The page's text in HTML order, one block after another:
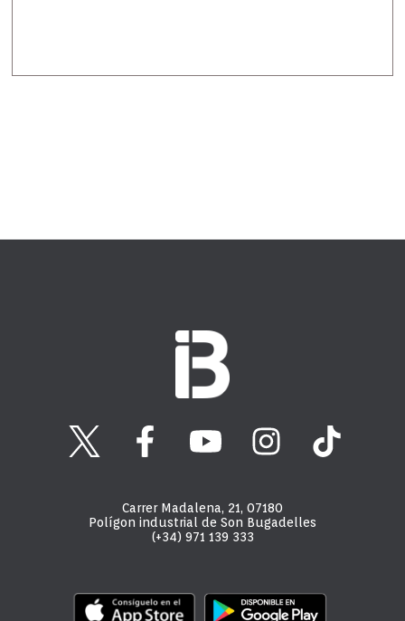
Carrer Madalena, 21, 07180
Polígon industrial de Son Bugadelles
(+34) 971 139 333